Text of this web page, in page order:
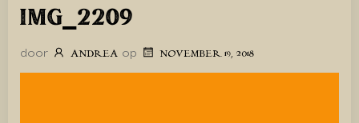
IMG_2209
door ANDREA op NOVEMBER 19, 2018